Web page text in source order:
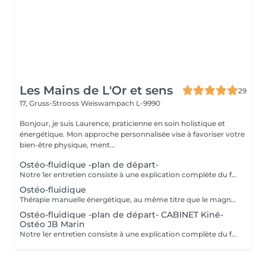
Les Mains de L'Or et sens
29
17, Gruss-Strooss Weiswampach L-9990
Bonjour, je suis Laurence, praticienne en soin holistique et
énergétique. Mon approche personnalisée vise à favoriser votre
bien-être physique, ment...
Ostéo-fluidique -plan de départ-
Notre 1er entretien consiste à une explication complète du fonctionne de l'Ostéofluidique ainsi que de voir notre plan d'action et le nombre de séance à fixer selon votre problématique.
Ostéo-fluidique
Thérapie manuelle énergétique, au même titre que le magnétisme, à la différence que celui-ci permet un décodage biologique et permet la libération émotionnelle. L'ostéofluidique permet de travailler directement sur l'énergie des os, articulations, organes, glandes et de tous les systèmes énergétiques du corps, sans aucune manipulation ni cracking. Mon travail consiste à mettre en lumière ces blocages et de les libérer. À la rencontre des maux et mots. - douleurs. - traumas. - blocages physiques et émotionnels. -
Ostéo-fluidique -plan de départ- CABINET Kiné-
Ostéo JB Marin
Notre 1er entretien consiste à une explication complète du fonctionne de l'Ostéofluidique ainsi que de voir notre plan d'action et le nombre de séance à fixer selon votre problématique.